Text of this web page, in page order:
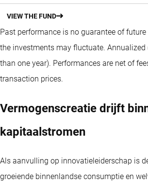
VIEW THE FUND
Past performance is no guarantee of
the investments may fluctuate. Annualized
than one year). Performances are net of
transaction prices.
Vermogenscreatie drijft
kapitaalstromen
Als aanvulling op innovatieleiderschap is
groeiende binnenlandse consumptie en